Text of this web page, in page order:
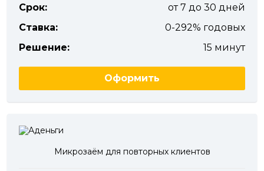
Срок:
от 7 до 30 дней
Ставка:
0-292% годовых
Решение:
15 минут
Оформить
Микрозаём для повторных клиентов